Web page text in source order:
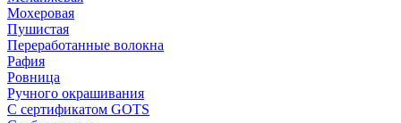
Мохеровая
Пушистая
Переработанные волокна
Рафия
Ровница
Ручного окрашивания
С сертификатом GOTS